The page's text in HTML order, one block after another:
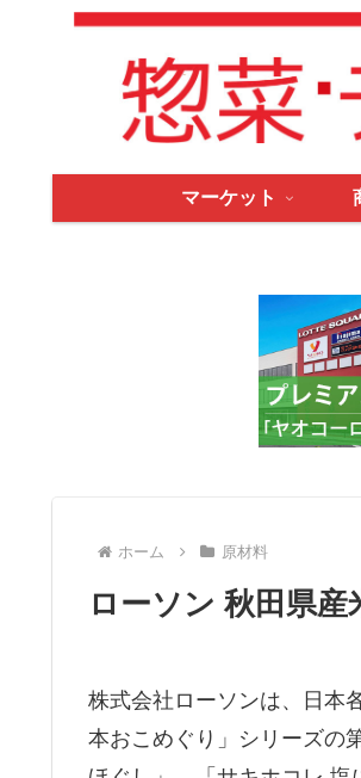
マーケット
ホーム 原材料
ローソン 秋田県
株式会社ローソンは、日本
本おこめぐり」シリーズの